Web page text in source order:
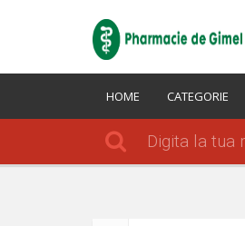
HOME CATEGORIE